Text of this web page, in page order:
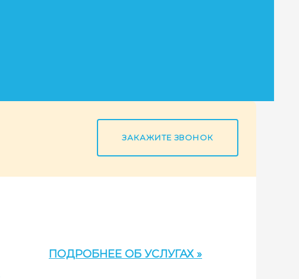
ЗАКАЖИТЕ ЗВОНОК
ПОДРОБНЕЕ ОБ УСЛУГАХ »